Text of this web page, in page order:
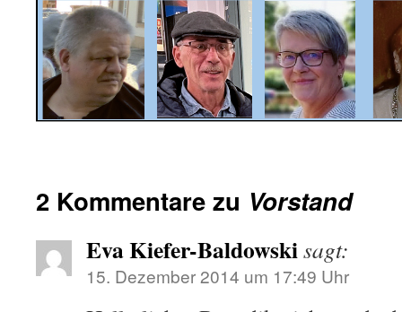
2 Kommentare zu Vorstand
Eva Kiefer-Baldowskisagt:
15. Dezember 2014 um 17:49 Uhr